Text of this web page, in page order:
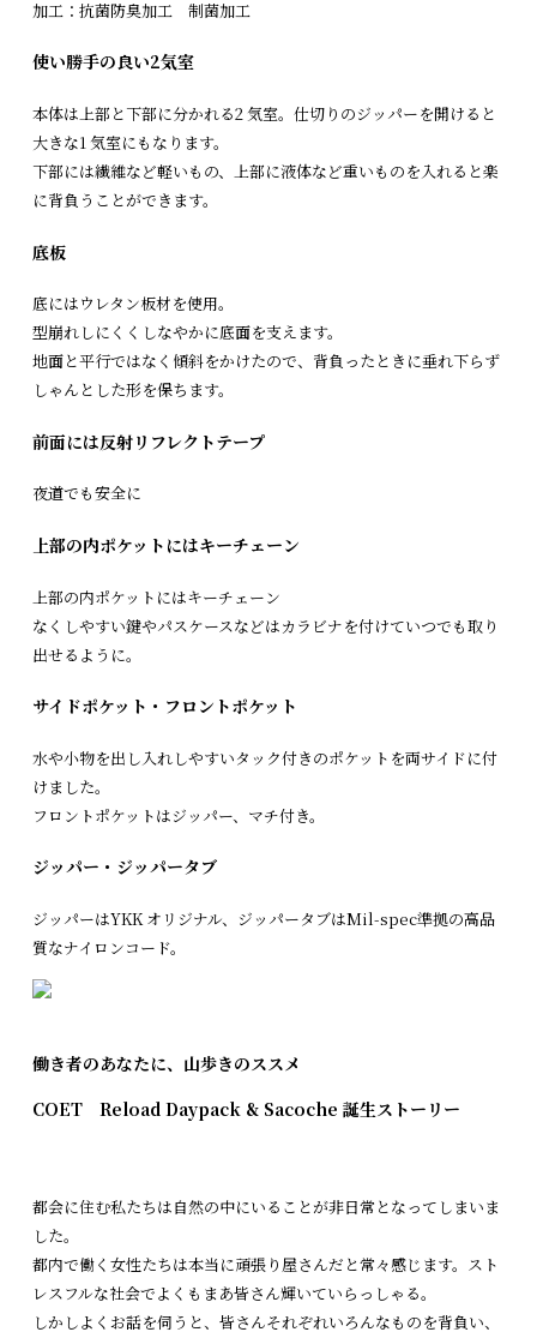
加工：抗菌防臭加工 制菌加工
使い勝手の良い2気室
本体は上部と下部に分かれる2 気室。仕切りのジッパーを開けると
大きな1 気室にもなります。
下部には繊維など軽いもの、上部に液体など重いものを入れると楽
に背負うことができます。
底板
底にはウレタン板材を使用。
型崩れしにくくしなやかに底面を支えます。
地面と平行ではなく傾斜をかけたので、背負ったときに垂れ下らず
しゃんとした形を保ちます。
前面には反射リフレクトテープ
夜道でも安全に
上部の内ポケットにはキーチェーン
上部の内ポケットにはキーチェーン
なくしやすい鍵やパスケースなどはカラビナを付けていつでも取り
出せるように。
サイドポケット・フロントポケット
水や小物を出し入れしやすいタック付きのポケットを両サイドに付
けました。
フロントポケットはジッパー、マチ付き。
ジッパー・ジッパータブ
ジッパーはYKK オリジナル、ジッパータブはMil-spec準拠の高品
質なナイロンコード。
働き者のあなたに、山歩きのススメ
COET Reload Daypack & Sacoche 誕生ストーリー
都会に住む私たちは自然の中にいることが非日常となってしまいま
した。
都内で働く女性たちは本当に頑張り屋さんだと常々感じます。スト
レスフルな社会でよくもまあ皆さん輝いていらっしゃる。
しかしよくお話を伺うと、皆さんそれぞれいろんなものを背負い、